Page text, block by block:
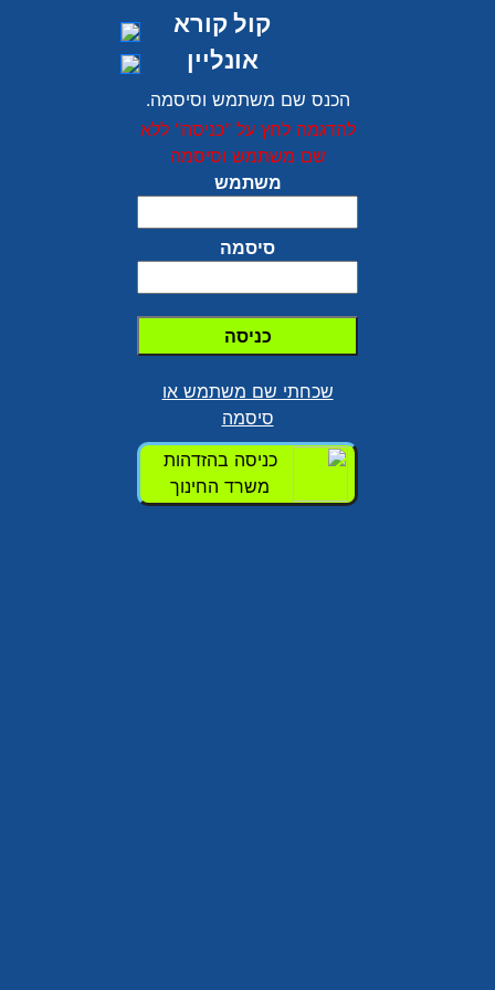
קול קורא
אונליין
הכנס שם משתמש וסיסמה.
להדגמה לחץ על "כניסה" ללא
שם משתמש וסיסמה
משתמש
סיסמה
שכחתי שם משתמש או
סיסמה
כניסה בהזדהות
משרד החינוך